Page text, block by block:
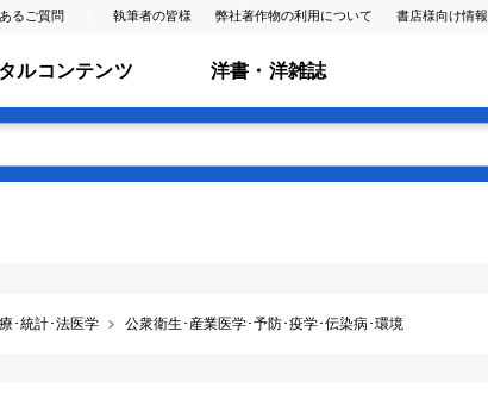
るご質問 執筆者の皆様 弊社著作物の利用について 書店様向け情報
ルコンテンツ 洋書・洋雑誌
･統計･法医学 公衆衛生･産業医学･予防･疫学･伝染病･環境